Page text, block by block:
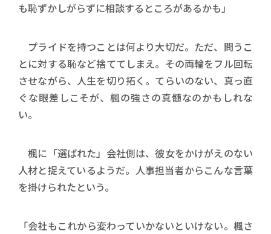
も恥ずかしがらずに相談するところがあるかも」
プライドを持つことは何より大切だ。ただ、問うこ
とに対する恥など捨ててしまえ。その両輪をフル回転
させながら、人生を切り拓く。てらいのない、真っ直
ぐな眼差しこそが、楓の強さの真髄なのかもしれな
い。
楓に「選ばれた」会社側は、彼女をかけがえのない
人材と捉えているようだ。人事担当者からこんな言葉
を掛けられたという。
「会社もこれから変わっていかないといけない。楓さ